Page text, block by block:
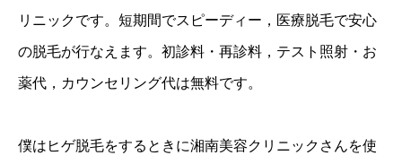
リニックです。短期間でスピーディー，医療脱毛で安心
の脱毛が行なえます。初診料・再診料，テスト照射・お
薬代，カウンセリング代は無料です。
僕はヒゲ脱毛をするときに湘南美容クリニックさんを使